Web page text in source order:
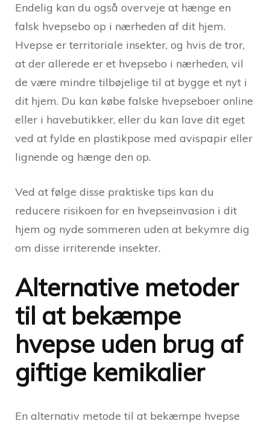
Endelig kan du også overveje at hænge en
falsk hvepsebo op i nærheden af dit hjem.
Hvepse er territoriale insekter, og hvis de tror,
at der allerede er et hvepsebo i nærheden, vil
de være mindre tilbøjelige til at bygge et nyt i
dit hjem. Du kan købe falske hvepseboer online
eller i havebutikker, eller du kan lave dit eget
ved at fylde en plastikpose med avispapir eller
lignende og hænge den op.
Ved at følge disse praktiske tips kan du
reducere risikoen for en hvepseinvasion i dit
hjem og nyde sommeren uden at bekymre dig
om disse irriterende insekter.
Alternative metoder
til at bekæmpe
hvepse uden brug af
giftige kemikalier
En alternativ metode til at bekæmpe hvepse